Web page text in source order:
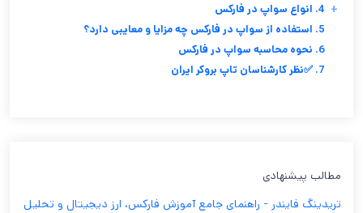
4. انواع سواپ در فارکس +
5. استفاده از سواپ در فارکس چه مزایا و معایبی دارد؟
6. نحوه محاسبه سواپ در فارکس
7. ✅نظر کارشناسان تاپ بروکر ایران
مطالب پیشنهادی
تریدینگ فایندر - راهنمای جامع آموزش فارکس، ارز دیجیتال و تحلیل